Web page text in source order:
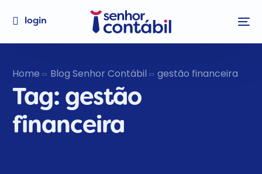
login
Home Blog Senhor Contábil gestão financeira
Tag: gestão
financeira